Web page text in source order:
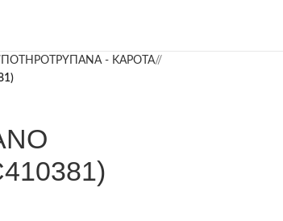
ΠΟΤΗΡΟΤΡΥΠΑΝΑ - ΚΑΡΟΤΑ/